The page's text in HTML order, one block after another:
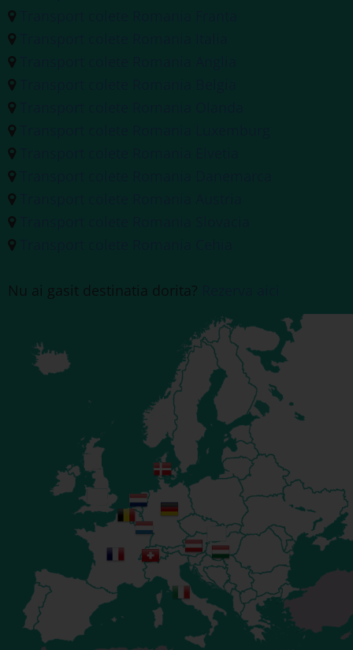
Nu ai gasit destinatia dorita?